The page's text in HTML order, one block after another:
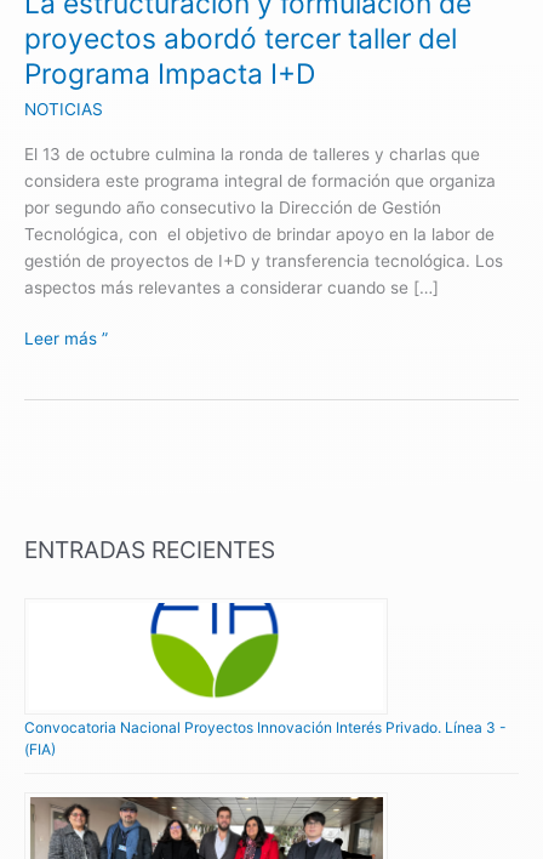
proyectos abordó tercer taller del
Programa Impacta I+D
NOTICIAS
El 13 de octubre culmina la ronda de talleres y charlas que
considera este programa integral de formación que organiza
por segundo año consecutivo la Dirección de Gestión
Tecnológica, con el objetivo de brindar apoyo en la labor de
gestión de proyectos de I+D y transferencia tecnológica. Los
aspectos más relevantes a considerar cuando se […]
del
Programa
Impacta
Leer más ”
ENTRADAS RECIENTES
Convocatoria Nacional Proyectos Innovación Interés Privado. Línea 3 -
(FIA)